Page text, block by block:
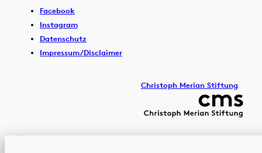
Facebook
Instagram
Datenschutz
Impressum/Disclaimer
Christoph Merian Stiftung